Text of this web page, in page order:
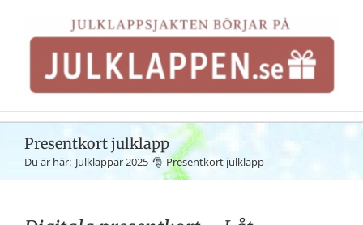
innehållet
Presentkort julklapp
Du är här: Julklappar 2025 Presentkort julklapp